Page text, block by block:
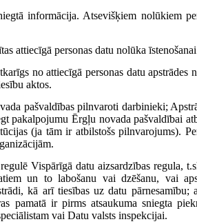
informācija. Atsevišķiem nolūkiem
attiecīgā personas datu nolūka
no attiecīgā personas datu apstrādes
aktos.
pašvaldības pilnvaroti darbinieki;
pakalpojumu Ērgļu novada pašvaldībai
(ja tām ir atbilstošs pilnvarojums).
Vispārīgā datu aizsardzības regula,
un to labošanu vai dzēšanu, vai
kā arī tiesības uz datu pārnesamību;
pamatā ir pirms atsaukuma sniegta
vai Datu valsts inspekcijai.